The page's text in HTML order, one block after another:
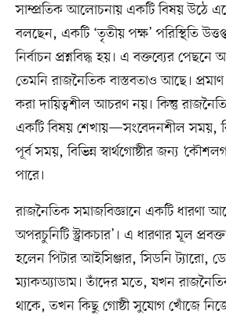
সাম্প্রতিক আলোচনায় একটি বিষয় উঠে
বলছেন, একটি ‘তৃতীয় পক্ষ’ পরিস্থিতি
নির্বাচন প্রশ্নবিদ্ধ হয়। এ বক্তব্যের
তেমনি রাজনৈতিক বাস্তবতাও আছে।
করা দায়িত্বশীল আচরণ নয়। কিন্তু
একটি বিষয় শেখায়—সংবেদনশীল সময়,
পূর্ব সময়, বিভিন্ন স্বার্থগোষ্ঠীর জন্য
পারে।
রাজনৈতিক সমাজবিজ্ঞানে একটি ধারণা
অপরচুনিটি স্ট্রাকচার’। এ ধারণার মূল
হলেন পিটার আইসিঞ্জার, সিডনি ট্যারো,
ম্যাকঅ্যাডাম। তাঁদের মতে, যখন
থাকে, তখন কিছু গোষ্ঠী সুযোগ খোঁজে